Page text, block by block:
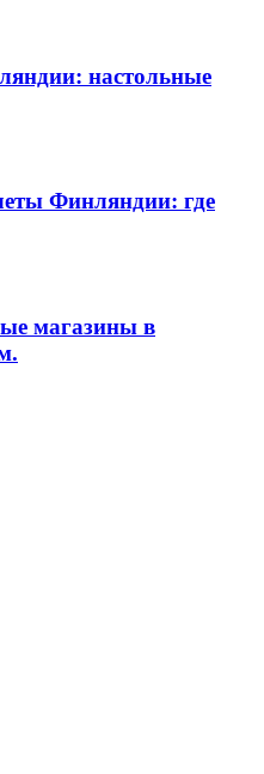
настольные
Финляндии: где
магазины в